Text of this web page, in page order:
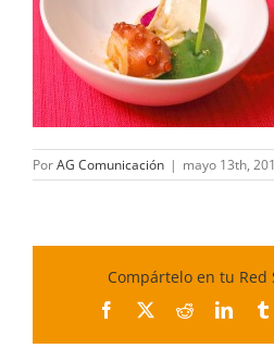
PorAG Comunicación | mayo 13th,
Compártelo en tu Red
Facebook
X Reddit